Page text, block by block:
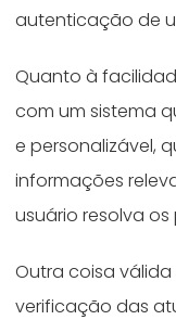
autenticação de
Quanto à
com um sistema
e personalizável,
informações
usuário resolva
Outra coisa
verificação das